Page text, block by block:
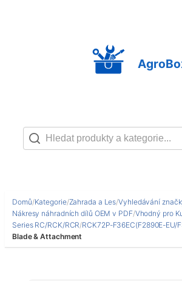
Domů/Kategorie/Zahrada a Les/Vyhledávání
Nákresy náhradních dílů OEM v PDF/Vhodný pro
Series RC/RCK/RCR/RCK72P-F36EC(F2890E-EU/
Blade & Attachment